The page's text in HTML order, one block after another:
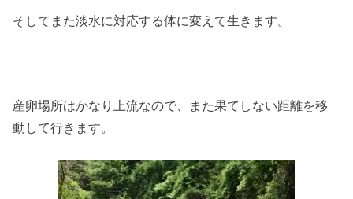
そしてまた淡水に対応する体に変えて生きます。
産卵場所はかなり上流なので、また果てしない距離を移
動して行きます。